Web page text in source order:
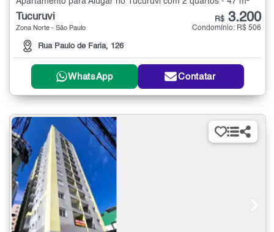
Tucuruvi
Zona Norte - São Paulo
Rua Paulo de Faria, 126
R$ 3.200
Condomínio: R$ 506
WhatsApp Contatar